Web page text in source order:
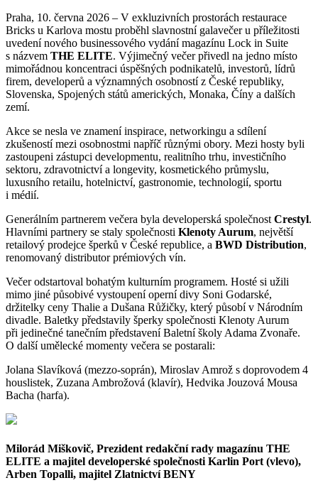
Praha, 10. června 2026 – V exkluzivních prostorách restaurace
Bricks u Karlova mostu proběhl slavnostní galavečer u příležitosti
uvedení nového businessového vydání magazínu Lock in Suite
s názvem THE ELITE. Výjimečný večer přivedl na jedno místo
mimořádnou koncentraci úspěšných podnikatelů, investorů, lídrů
firem, developerů a významných osobností z České republiky,
Slovenska, Spojených států amerických, Monaka, Číny a dalších
zemí.
Akce se nesla ve znamení inspirace, networkingu a sdílení
zkušeností mezi osobnostmi napříč různými obory. Mezi hosty byli
zastoupeni zástupci developmentu, realitního trhu, investičního
sektoru, zdravotnictví a longevity, kosmetického průmyslu,
luxusního retailu, hotelnictví, gastronomie, technologií, sportu
i médií.
Generálním partnerem večera byla developerská společnost Crestyl.
Hlavními partnery se staly společnosti Klenoty Aurum, největší
retailový prodejce šperků v České republice, a BWD Distribution,
renomovaný distributor prémiových vín.
Večer odstartoval bohatým kulturním programem. Hosté si užili
mimo jiné působivé vystoupení operní divy Soni Godarské,
držitelky ceny Thalie a Dušana Růžičky, který působí v Národním
divadle. Baletky představily šperky společnosti Klenoty Aurum
při jedinečné tanečním představení Baletní školy Adama Zvonaře.
O další umělecké momenty večera se postarali:
Jolana Slavíková (mezzo-soprán), Miroslav Amrož s doprovodem 4
houslistek, Zuzana Ambrožová (klavír), Hedvika Jouzová Mousa
Bacha (harfa).
Milorád Miškovič, Prezident redakční rady magazínu THE
ELITE a majitel developerské společnosti Karlin Port (vlevo),
Arben Topalli, majitel Zlatnictví BENY